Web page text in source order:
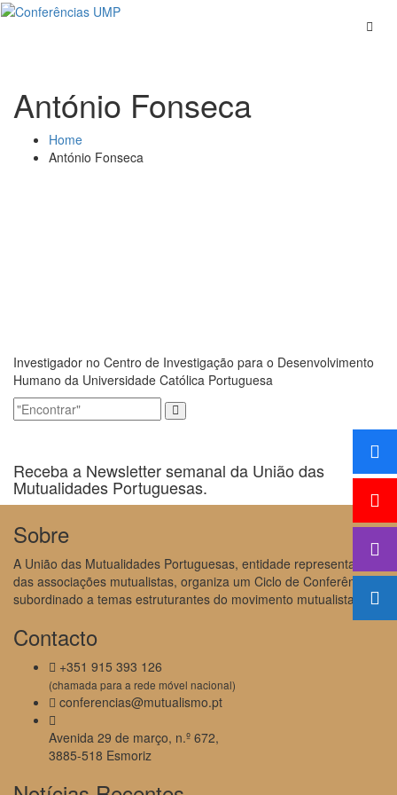
Skip
António Fonseca
Home
António Fonseca
Investigador no Centro de Investigação para o Desenvolvimento
Humano da Universidade Católica Portuguesa
Receba a Newsletter semanal da União das
Mutualidades Portuguesas.
Sobre
A União das Mutualidades Portuguesas, entidade representativa
das associações mutualistas, organiza um Ciclo de Conferências
subordinado a temas estruturantes do movimento mutualista.
Contacto
+351 915 393 126
(chamada para a rede móvel nacional)
conferencias@mutualismo.pt
Avenida 29 de março, n.º 672,
3885-518 Esmoriz